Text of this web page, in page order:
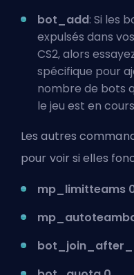
bot_add: Si les
expulsés dans
CS2, alors
spécifique pour
nombre de bots
le jeu est en
Les autres
pour voir si elles
mp_limitteams